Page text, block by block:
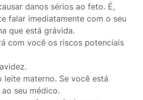
danos sérios ao feto. É,
falar imediatamente com o seu
que está grávida.
com você os riscos potenciais
leite materno. Se você está
seu médico.